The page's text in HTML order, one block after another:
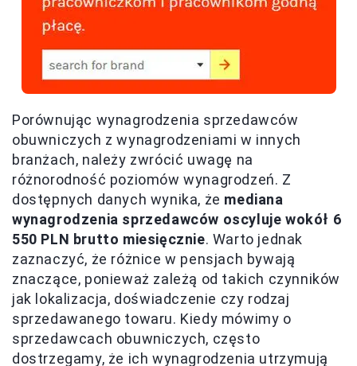
Porównując wynagrodzenia sprzedawców
obuwniczych z wynagrodzeniami w innych
branżach, należy zwrócić uwagę na
różnorodność poziomów wynagrodzeń. Z
dostępnych danych wynika, że mediana
wynagrodzenia sprzedawców oscyluje wokół 6
550 PLN brutto miesięcznie. Warto jednak
zaznaczyć, że różnice w pensjach bywają
znaczące, ponieważ zależą od takich czynników
jak lokalizacja, doświadczenie czy rodzaj
sprzedawanego towaru. Kiedy mówimy o
sprzedawcach obuwniczych, często
dostrzegamy, że ich wynagrodzenia utrzymują